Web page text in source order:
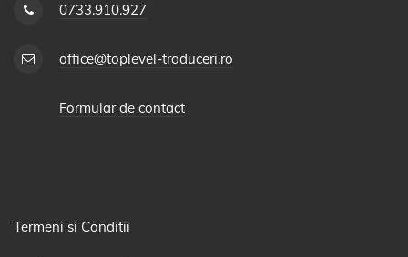
0733.910.927
office@toplevel-traduceri.ro
Formular de contact
Termeni si Conditii